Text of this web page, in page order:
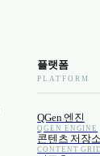
플랫폼
PLATFORM
QGen 엔진
QGEN ENGINE
콘텐츠 저장소
CONTENT GRID